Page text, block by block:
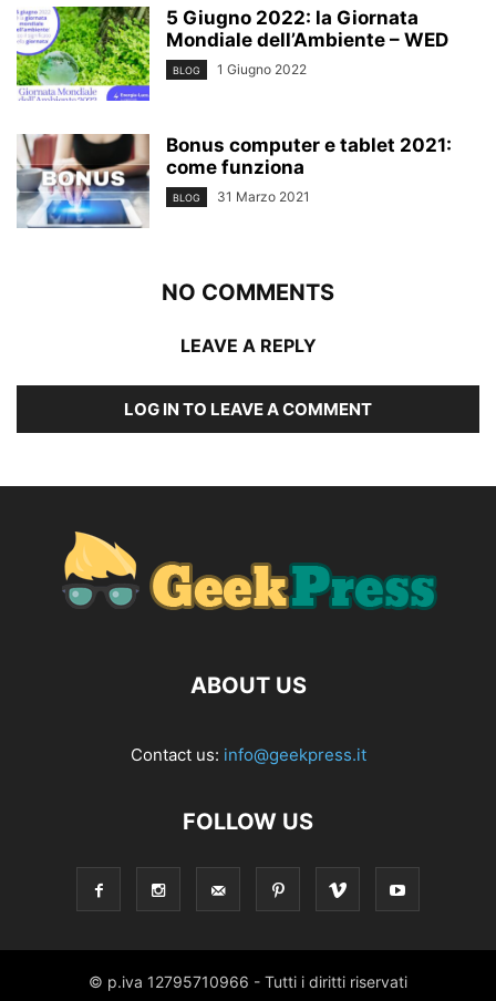
5 Giugno 2022: la Giornata
Mondiale dell’Ambiente – WED
BLOG 1 Giugno 2022
Bonus computer e tablet 2021:
come funziona
BLOG 31 Marzo 2021
NO COMMENTS
LEAVE A REPLY
LOG IN TO LEAVE A COMMENT
ABOUT US
Contact us: info@geekpress.it
FOLLOW US
© p.iva 12795710966 - Tutti i diritti riservati